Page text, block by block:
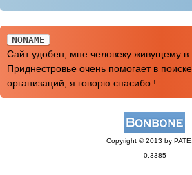
NONAME
Сайт удобен, мне человеку живущему в
Приднестровье очень помогает в
организаций, я говорю спасибо !
Copyright © 2013 by
0.3385